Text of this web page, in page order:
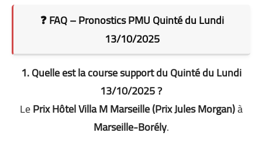
❓ FAQ – Pronostics PMU Quinté du Lundi
13/10/2025
1. Quelle est la course support du Quinté du Lundi
13/10/2025 ?
LePrix Hôtel Villa M Marseille (Prix Jules Morgan)à
Marseille-Borély.